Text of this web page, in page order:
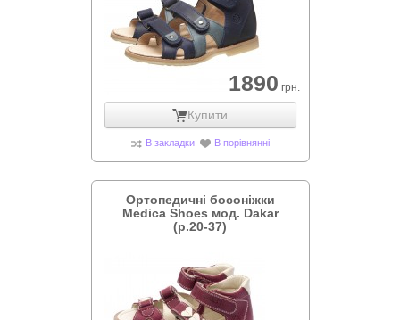
1890 грн.
Купити
В закладки В порівнянні
Ортопедичні босоніжки
Medica Shoes мод. Dakar
(р.20-37)